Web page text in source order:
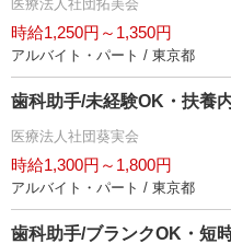
医療法人社団拓美会
時給1,250円～1,350円
アルバイト・パート / 東京都
歯科助手/未経験OK・扶養
医療法人社団葵実会
時給1,300円～1,800円
アルバイト・パート / 東京都
歯科助手/ブランクOK・短